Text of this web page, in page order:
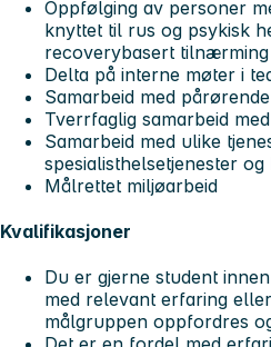
Oppfølging av personer
knyttet til rus og psykisk
recoverybasert tilnærming
Delta på interne møter i
Samarbeid med pårørende
Tverrfaglig samarbeid
Samarbeid med ulike
spesialisthelsetjenester og
Målrettet miljøarbeid
Kvalifikasjoner
Du er gjerne student
med relevant erfaring
målgruppen oppfordres